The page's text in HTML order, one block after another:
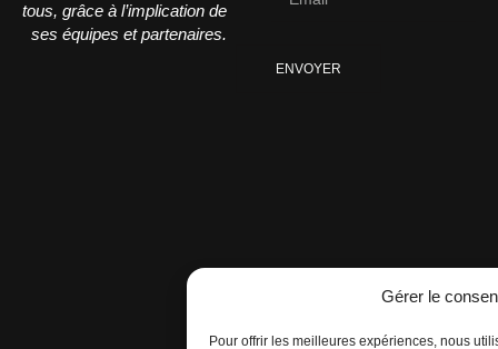
Gérer le
Pour offrir les meilleures expériences, nous
tous, grâce à l’implication de
ses équipes et partenaires.
ENVOYER